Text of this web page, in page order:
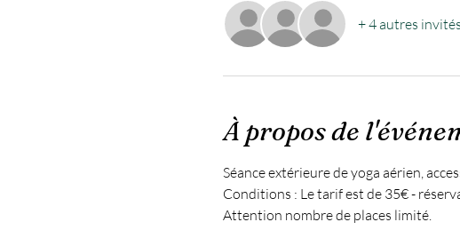
+ 4 autres invités
À propos de
Séance extérieure de yoga aérien,
Conditions : Le tarif est de 35€ -
Attention nombre de places limité.